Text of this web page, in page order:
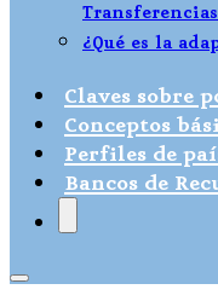
¿Qué es la
Claves sobre
Conceptos
Perfiles de
Bancos de